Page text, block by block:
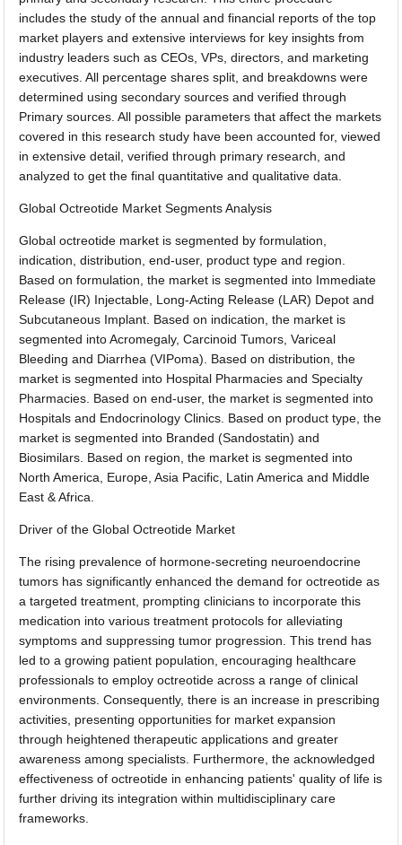
includes the study of the annual and financial reports of the top
market players and extensive interviews for key insights from
industry leaders such as CEOs, VPs, directors, and marketing
executives. All percentage shares split, and breakdowns were
determined using secondary sources and verified through
Primary sources. All possible parameters that affect the markets
covered in this research study have been accounted for, viewed
in extensive detail, verified through primary research, and
analyzed to get the final quantitative and qualitative data.
Global Octreotide Market Segments Analysis
Global octreotide market is segmented by formulation,
indication, distribution, end-user, product type and region.
Based on formulation, the market is segmented into Immediate
Release (IR) Injectable, Long-Acting Release (LAR) Depot and
Subcutaneous Implant. Based on indication, the market is
segmented into Acromegaly, Carcinoid Tumors, Variceal
Bleeding and Diarrhea (VIPoma). Based on distribution, the
market is segmented into Hospital Pharmacies and Specialty
Pharmacies. Based on end-user, the market is segmented into
Hospitals and Endocrinology Clinics. Based on product type, the
market is segmented into Branded (Sandostatin) and
Biosimilars. Based on region, the market is segmented into
North America, Europe, Asia Pacific, Latin America and Middle
East & Africa.
Driver of the Global Octreotide Market
The rising prevalence of hormone-secreting neuroendocrine
tumors has significantly enhanced the demand for octreotide as
a targeted treatment, prompting clinicians to incorporate this
medication into various treatment protocols for alleviating
symptoms and suppressing tumor progression. This trend has
led to a growing patient population, encouraging healthcare
professionals to employ octreotide across a range of clinical
environments. Consequently, there is an increase in prescribing
activities, presenting opportunities for market expansion
through heightened therapeutic applications and greater
awareness among specialists. Furthermore, the acknowledged
effectiveness of octreotide in enhancing patients' quality of life is
further driving its integration within multidisciplinary care
frameworks.